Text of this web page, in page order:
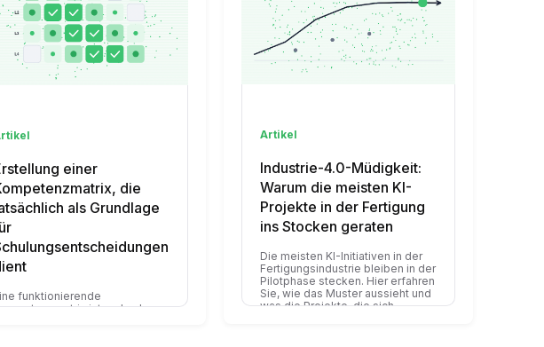
einer
die
als Grundlage
funktionierende
ist mehr als nur
Artikel
Industrie-4.0-Müdigkeit:
Warum die meisten KI-
Projekte in der Fertigung
ins Stocken geraten
Die meisten KI-Initiativen in der
Fertigungsindustrie bleiben in der
Pilotphase stecken. Hier erfahren
Sie, wie das Muster aussieht und
was die Projekte, die sich